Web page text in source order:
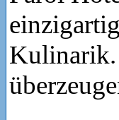
Kulinarik.